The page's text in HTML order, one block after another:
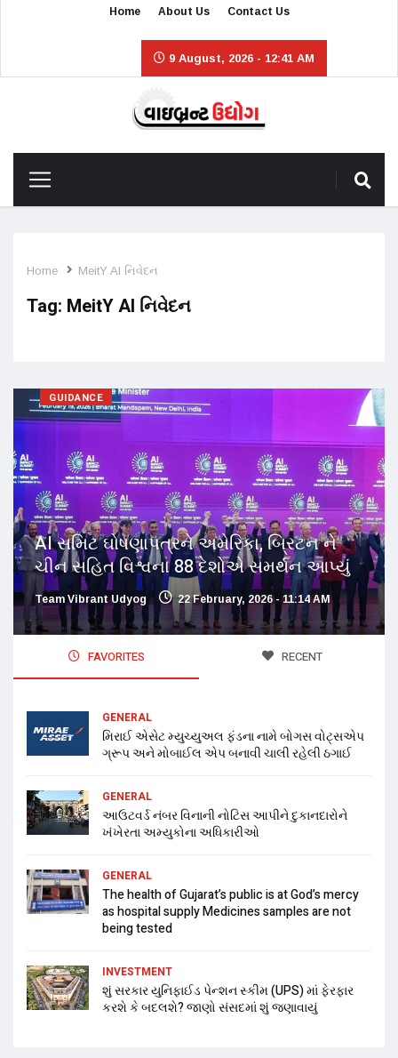
Home About Us Contact Us
9 August, 2026 - 12:41 AM
Home MeitY AI નિવેદન
Tag: MeitY AI નિવેદન
GUIDANCE
AI સમિટ ઘોષણાપત્રને અમેરિકા, બ્રિટન ને
ચીન સહિત વિશ્વના 88 દેશોએ સમર્થન આપ્યું
Team Vibrant Udyog 22 February, 2026 - 11:14 AM
FAVORITES RECENT
GENERAL
મિરાઈ એસેટ મ્યુચ્યુઅલ ફંડના નામે બોગસ વોટ્સએપ
ગ્રૂપ અને મોબાઈલ એપ બનાવી ચાલી રહેલી ઠગાઈ
GENERAL
આઉટવર્ડ નંબર વિનાની નોટિસ આપીને દુકાનદારોને
ખંખેરતા અમ્યુકોના અધિકારીઓ
GENERAL
The health of Gujarat’s public is at God’s mercy
as hospital supply Medicines samples are not
being tested
INVESTMENT
શું સરકાર યુનિફાઈડ પેન્શન સ્કીમ (UPS) માં ફેરફાર
કરશે કે બદલશે? જાણો સંસદમાં શું જણાવાયું